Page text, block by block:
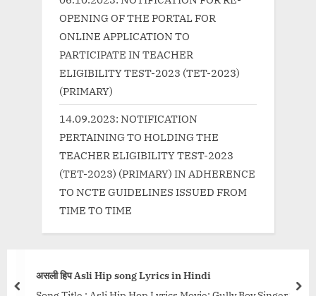
OPENING OF THE PORTAL FOR
ONLINE APPLICATION TO
PARTICIPATE IN TEACHER
ELIGIBILITY TEST-2023 (TET-2023)
(PRIMARY)
14.09.2023: NOTIFICATION
PERTAINING TO HOLDING THE
TEACHER ELIGIBILITY TEST-2023
(TET-2023) (PRIMARY) IN ADHERENCE
TO NCTE GUIDELINES ISSUED FROM
TIME TO TIME
असली हिप Asli Hip song Lyrics in Hindi
prev